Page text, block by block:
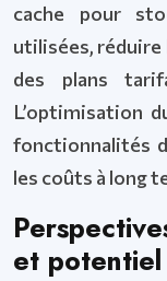
cache pour
utilisées, réduire
des plans
L’optimisation
fonctionnalités
les coûts à long
et